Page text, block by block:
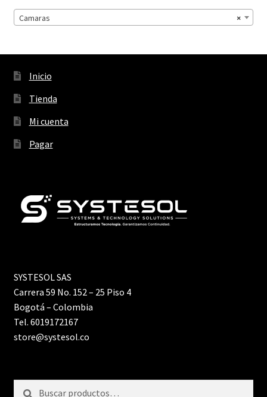
×
Camaras
Inicio
Tienda
Mi cuenta
Pagar
SYSTESOL SAS
Carrera 59 No. 152 – 25 Piso 4
Bogotá – Colombia
Tel. 6019172167
store@systesol.co
Buscar
Buscar